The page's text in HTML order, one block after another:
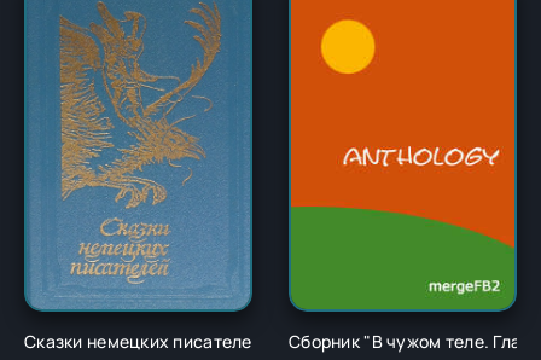
Сказки немецких писателей - НовалисСборник "В чужом теле.